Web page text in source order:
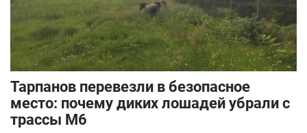
Тарпанов перевезли в безопасное
место: почему диких лошадей убрали с
трассы М6